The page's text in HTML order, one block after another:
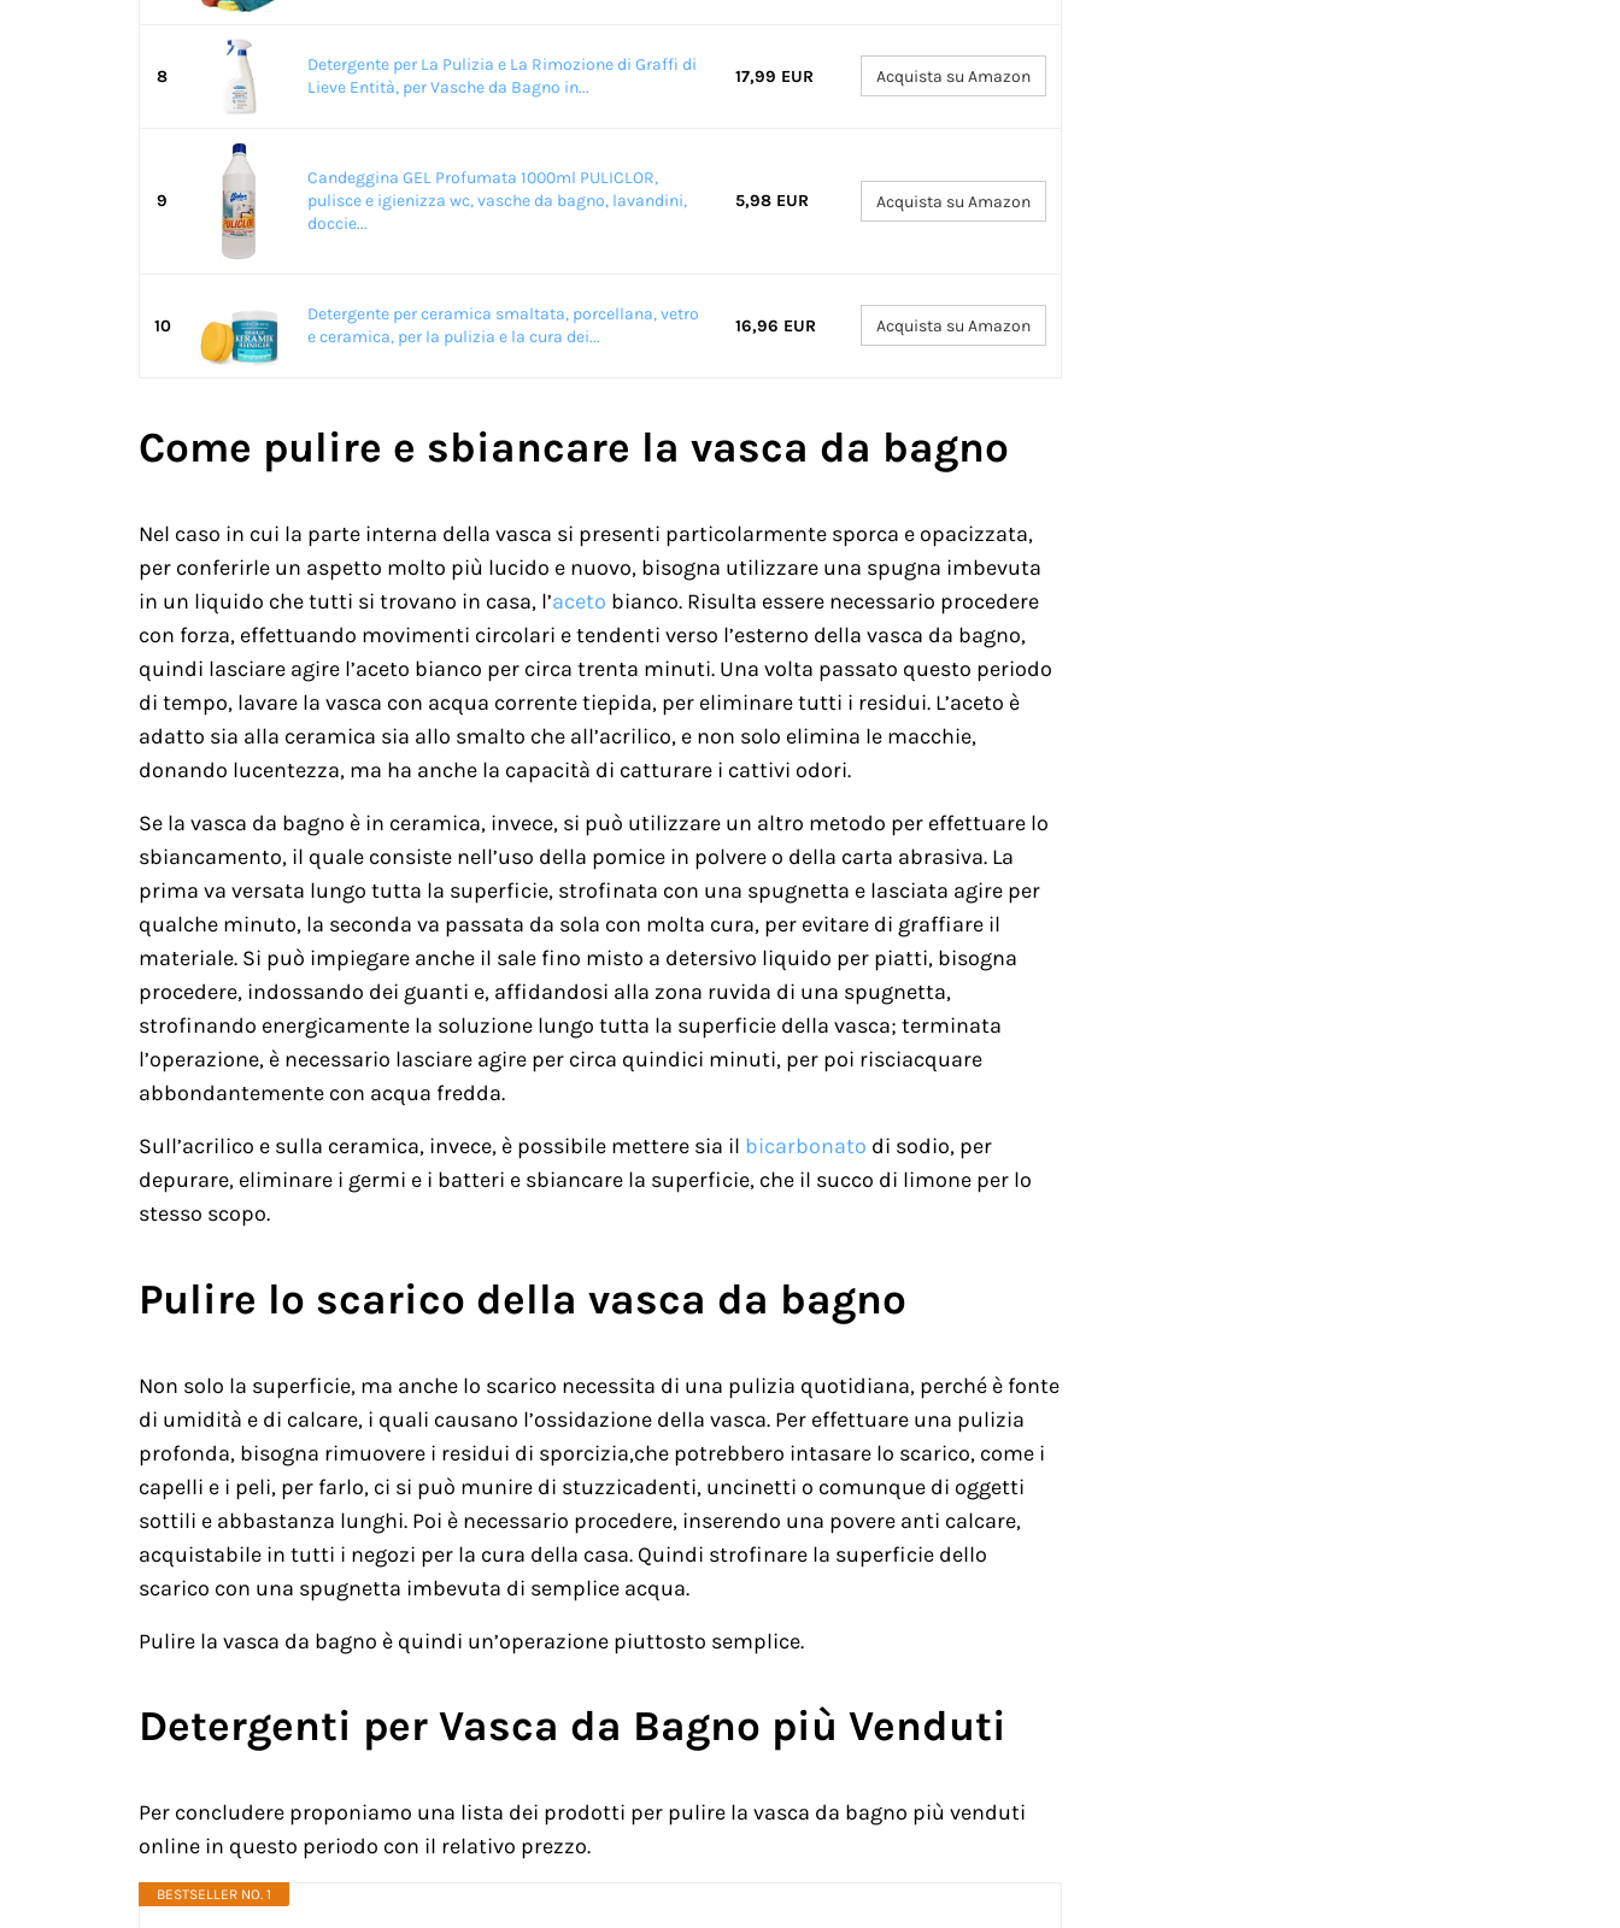
8
Detergente per La Pulizia e La Rimozione di Graffi di
Lieve Entità, per Vasche da Bagno in...
17,99 EUR Acquista su Amazon
9
Candeggina GEL Profumata 1000ml PULICLOR,
pulisce e igienizza wc, vasche da bagno, lavandini,
doccie...
5,98 EUR Acquista su Amazon
10
Detergente per ceramica smaltata, porcellana, vetro
e ceramica, per la pulizia e la cura dei...
16,96 EUR Acquista su Amazon
Come pulire e sbiancare la vasca da bagno
Nel caso in cui la parte interna della vasca si presenti particolarmente sporca e opacizzata,
per conferirle un aspetto molto più lucido e nuovo, bisogna utilizzare una spugna imbevuta
in un liquido che tutti si trovano in casa, l’aceto bianco. Risulta essere necessario procedere
con forza, effettuando movimenti circolari e tendenti verso l’esterno della vasca da bagno,
quindi lasciare agire l’aceto bianco per circa trenta minuti. Una volta passato questo periodo
di tempo, lavare la vasca con acqua corrente tiepida, per eliminare tutti i residui. L’aceto è
adatto sia alla ceramica sia allo smalto che all’acrilico, e non solo elimina le macchie,
donando lucentezza, ma ha anche la capacità di catturare i cattivi odori.
Se la vasca da bagno è in ceramica, invece, si può utilizzare un altro metodo per effettuare lo
sbiancamento, il quale consiste nell’uso della pomice in polvere o della carta abrasiva. La
prima va versata lungo tutta la superficie, strofinata con una spugnetta e lasciata agire per
qualche minuto, la seconda va passata da sola con molta cura, per evitare di graffiare il
materiale. Si può impiegare anche il sale fino misto a detersivo liquido per piatti, bisogna
procedere, indossando dei guanti e, affidandosi alla zona ruvida di una spugnetta,
strofinando energicamente la soluzione lungo tutta la superficie della vasca; terminata
l’operazione, è necessario lasciare agire per circa quindici minuti, per poi risciacquare
abbondantemente con acqua fredda.
Sull’acrilico e sulla ceramica, invece, è possibile mettere sia il bicarbonato di sodio, per
depurare, eliminare i germi e i batteri e sbiancare la superficie, che il succo di limone per lo
stesso scopo.
Pulire lo scarico della vasca da bagno
Non solo la superficie, ma anche lo scarico necessita di una pulizia quotidiana, perché è fonte
di umidità e di calcare, i quali causano l’ossidazione della vasca. Per effettuare una pulizia
profonda, bisogna rimuovere i residui di sporcizia,che potrebbero intasare lo scarico, come i
capelli e i peli, per farlo, ci si può munire di stuzzicadenti, uncinetti o comunque di oggetti
sottili e abbastanza lunghi. Poi è necessario procedere, inserendo una povere anti calcare,
acquistabile in tutti i negozi per la cura della casa. Quindi strofinare la superficie dello
scarico con una spugnetta imbevuta di semplice acqua.
Pulire la vasca da bagno è quindi un’operazione piuttosto semplice.
Detergenti per Vasca da Bagno più Venduti
Per concludere proponiamo una lista dei prodotti per pulire la vasca da bagno più venduti
online in questo periodo con il relativo prezzo.
BESTSELLER NO. 1